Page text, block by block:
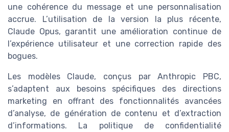
une cohérence du message et une personnalisation
accrue. L’utilisation de la version la plus récente,
Claude Opus, garantit une amélioration continue de
l’expérience utilisateur et une correction rapide des
bogues.
Les modèles Claude, conçus par Anthropic PBC,
s’adaptent aux besoins spécifiques des directions
marketing en offrant des fonctionnalités avancées
d’analyse, de génération de contenu et d’extraction
d’informations. La politique de confidentialité